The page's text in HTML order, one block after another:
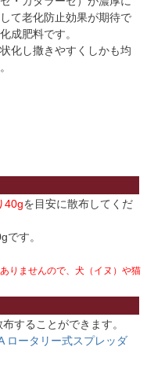
て老化防止効果が期待で
成肥料です。
化し撒きやすくしかも均
40gを目安に散布してくだ
す。
りませんので、犬（イヌ）や猫
することができます。
ロータリー式スプレッダ